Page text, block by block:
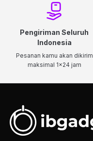
Pengiriman Seluruh
Indonesia
Pesanan kamu akan dikirim
maksimal 1x24 jam